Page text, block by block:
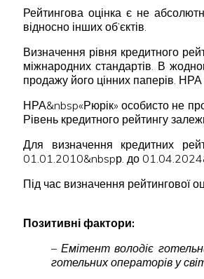
Рейтингова оцінка є не
відносно інших об’єктів.
Визначення рівня кредитного
міжнародних стандартів. В
продажу його цінних паперів. НРА
НРА&nbsp«Рюрік» особисто не
Рівень кредитного рейтингу
Для визначення кредитних
01.01.2010&nbspр. до
Під час визначення рейтингової
Позитивні фактори:
– Емітент володіє
готельних операторів у